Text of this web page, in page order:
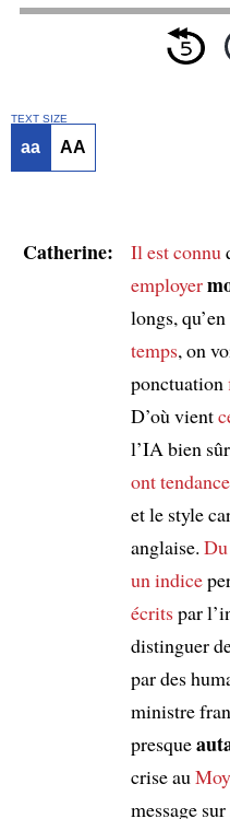
TEXT SIZE
aa AA
Catherine: Il est connu
employer
longs,
temps, on
ponctuation
D’où vient
l’IA bien
ont
et le style
anglaise.
un indice
écritspar
distinguer
par des
ministre
presque
crise au
message